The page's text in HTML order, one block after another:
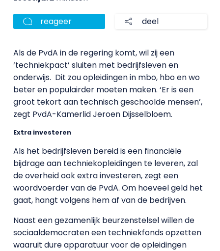
reageer deel
Als de PvdA in de regering komt, wil zij een
‘techniekpact’ sluiten met bedrijfsleven en
onderwijs. Dit zou opleidingen in mbo, hbo en wo
beter en populairder moeten maken. ‘Er is een
groot tekort aan technisch geschoolde mensen’,
zegt PvdA-Kamerlid Jeroen Dijsselbloem.
Extra investeren
Als het bedrijfsleven bereid is een financiële
bijdrage aan techniekopleidingen te leveren, zal
de overheid ook extra investeren, zegt een
woordvoerder van de PvdA. Om hoeveel geld het
gaat, hangt volgens hem af van de bedrijven.
Naast een gezamenlijk beurzenstelsel willen de
sociaaldemocraten een techniekfonds opzetten
waaruit dure apparatuur voor de opleidingen